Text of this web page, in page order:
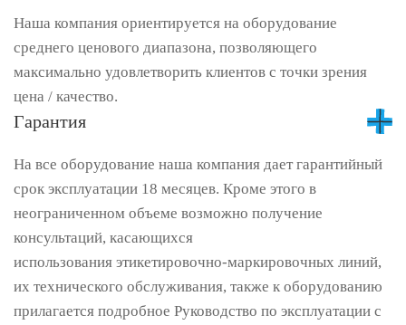
Наша компания ориентируется на оборудование
среднего ценового диапазона, позволяющего
максимально удовлетворить клиентов с точки зрения
цена / качество.
Гарантия
На все оборудование наша компания дает гарантийный
срок эксплуатации 18 месяцев. Кроме этого в
неограниченном объеме возможно получение
консультаций, касающихся
использования этикетировочно-маркировочных линий,
их технического обслуживания, также к оборудованию
прилагается подробное Руководство по эксплуатации с